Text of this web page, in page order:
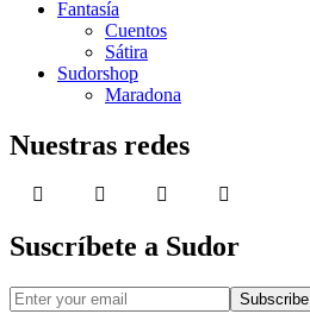
Fantasía
Cuentos
Sátira
Sudorshop
Maradona
Nuestras redes
Suscríbete a Sudor
Subscribe